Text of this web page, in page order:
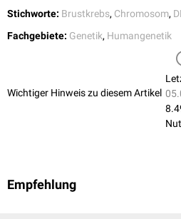
Stichworte: Brustkrebs, Chromosom,
Fachgebiete: Genetik, Humangenetik
Wichtiger Hinweis zu diesem Artikel
Empfehlung